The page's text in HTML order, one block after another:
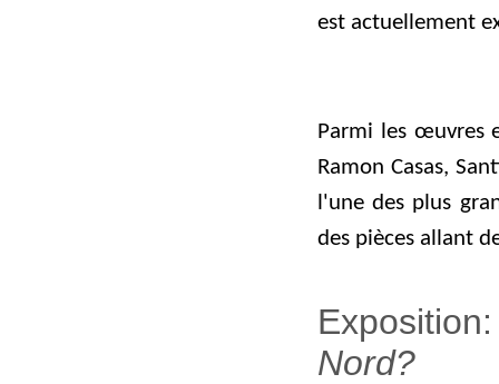
est actuellement
Parmi les œuvres
Ramon Casas,
l'une des plus
des pièces allant
Nord?